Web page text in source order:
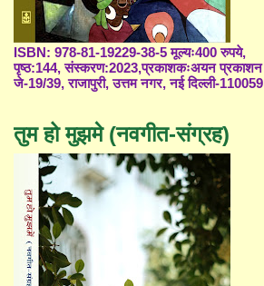
ISBN: 978-81-19229-38-5 मूल्यः400 रुपये,
पृष्ठ:144, संस्करण:2023,प्रकाशकःअयन प्रकाशन
जे-19/39, राजापुरी, उत्तम नगर, नई दिल्ली-110059
तुम हो मुझमे (नवगीत-संग्रह)